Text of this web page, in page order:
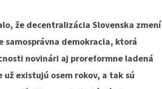
že decentralizácia Slovenska zmení
samosprávna demokracia, ktorá
novinári aj proreformne ladená
existujú osem rokov, a tak sú